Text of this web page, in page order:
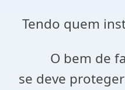
Tendo quem
O bem de
se deve